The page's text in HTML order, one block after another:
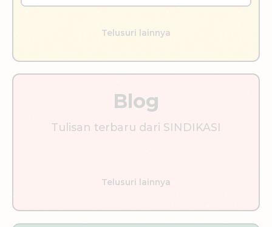
Telusuri lainnya
Blog
Tulisan terbaru dari SINDIKASI
Telusuri lainnya